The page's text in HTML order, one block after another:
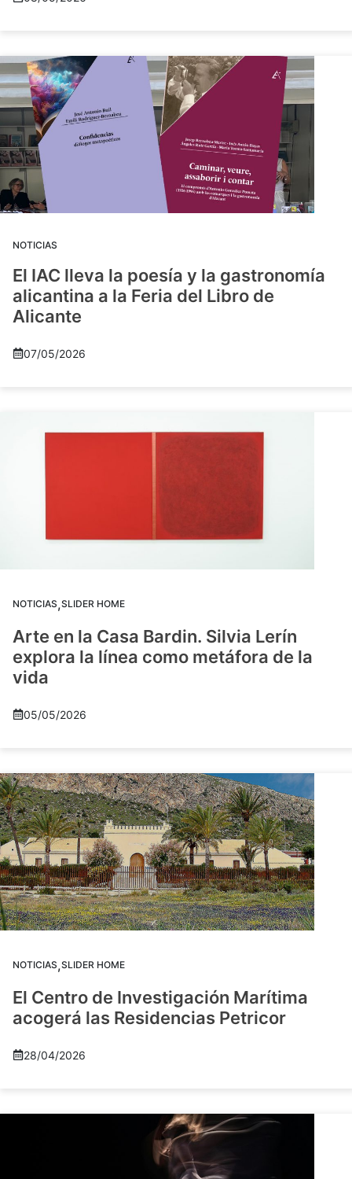
NOTICIAS
El IAC lleva la poesía y la gastronomía
alicantina a la Feria del Libro de
Alicante
07/05/2026
NOTICIAS,SLIDER HOME
Arte en la Casa Bardin. Silvia Lerín
explora la línea como metáfora de la
vida
05/05/2026
NOTICIAS,SLIDER HOME
El Centro de Investigación Marítima
acogerá las Residencias Petricor
28/04/2026